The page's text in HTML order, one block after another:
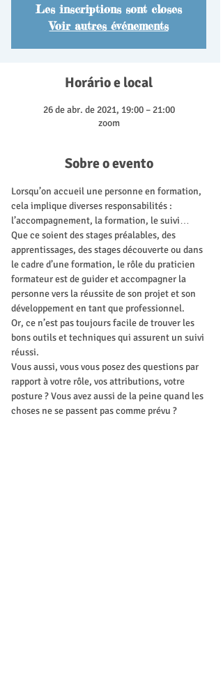
Les inscriptions sont closes
Voir autres événements
Horário e local
26 de abr. de 2021, 19:00 – 21:00
zoom
Sobre o evento
Lorsqu’on accueil une personne en formation,
cela implique diverses responsabilités :
l’accompagnement, la formation, le suivi…
Que ce soient des stages préalables, des
apprentissages, des stages découverte ou dans
le cadre d’une formation, le rôle du praticien
formateur est de guider et accompagner la
personne vers la réussite de son projet et son
développement en tant que professionnel.
Or, ce n’est pas toujours facile de trouver les
bons outils et techniques qui assurent un suivi
réussi.
Vous aussi, vous vous posez des questions par
rapport à votre rôle, vos attributions, votre
posture ? Vous avez aussi de la peine quand les
choses ne se passent pas comme prévu ?